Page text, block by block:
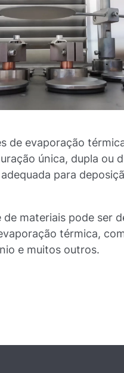
de evaporação
única, dupla ou
para
de materiais pode ser
térmica,
e muitos outros.